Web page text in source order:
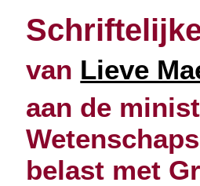
van Lieve
aan de
belast met